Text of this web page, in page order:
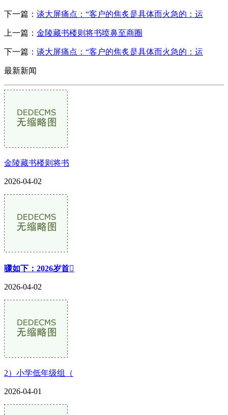
下一篇： 谈大屏痛点：“客户的焦炙是具体而火急的：运
上一篇： 金陵藏书楼则将书喷鼻至商圈
下一篇： 谈大屏痛点：“客户的焦炙是具体而火急的：运
最新新闻
金陵藏书楼则将书
2026-04-02
骤如下：2026岁首
2026-04-02
2）小学低年级组（
2026-04-01